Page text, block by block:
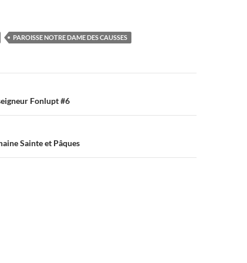
PAROISSE NOTRE DAME DES CAUSSES
Fonlupt #6
Sainte et Pâques